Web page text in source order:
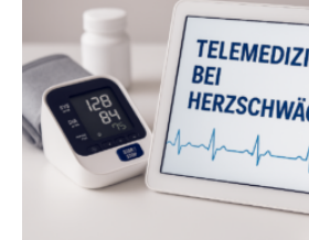
Forscherinnen der Technischen
(TUD) richtet sich das Portal
und Patienten, aber ebenso an
Fachpersonal. Für all diese
speziell zugeschnittene
digitale Gesundheitskompetenz zu